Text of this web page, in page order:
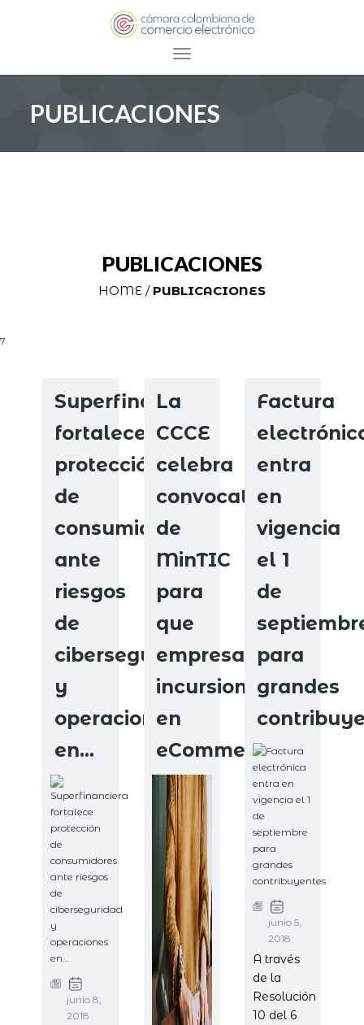
Toggle navigation
PUBLICACIONES
PUBLICACIONES
HOME / PUBLICACIONES
7
Superfinanciera
fortalece
protección
de
consumidores
ante
riesgos
de
ciberseguridad
y
operaciones
en…
junio 8,
2018
La
CCCE
celebra
convocatoria
de
MinTIC
para
que
empresarios
incursionen
en
eCommerce
Factura
entra
en
vigencia
el 1
de
para
grandes
junio 5,
2018
A través
de la
Resolución
10 del 6